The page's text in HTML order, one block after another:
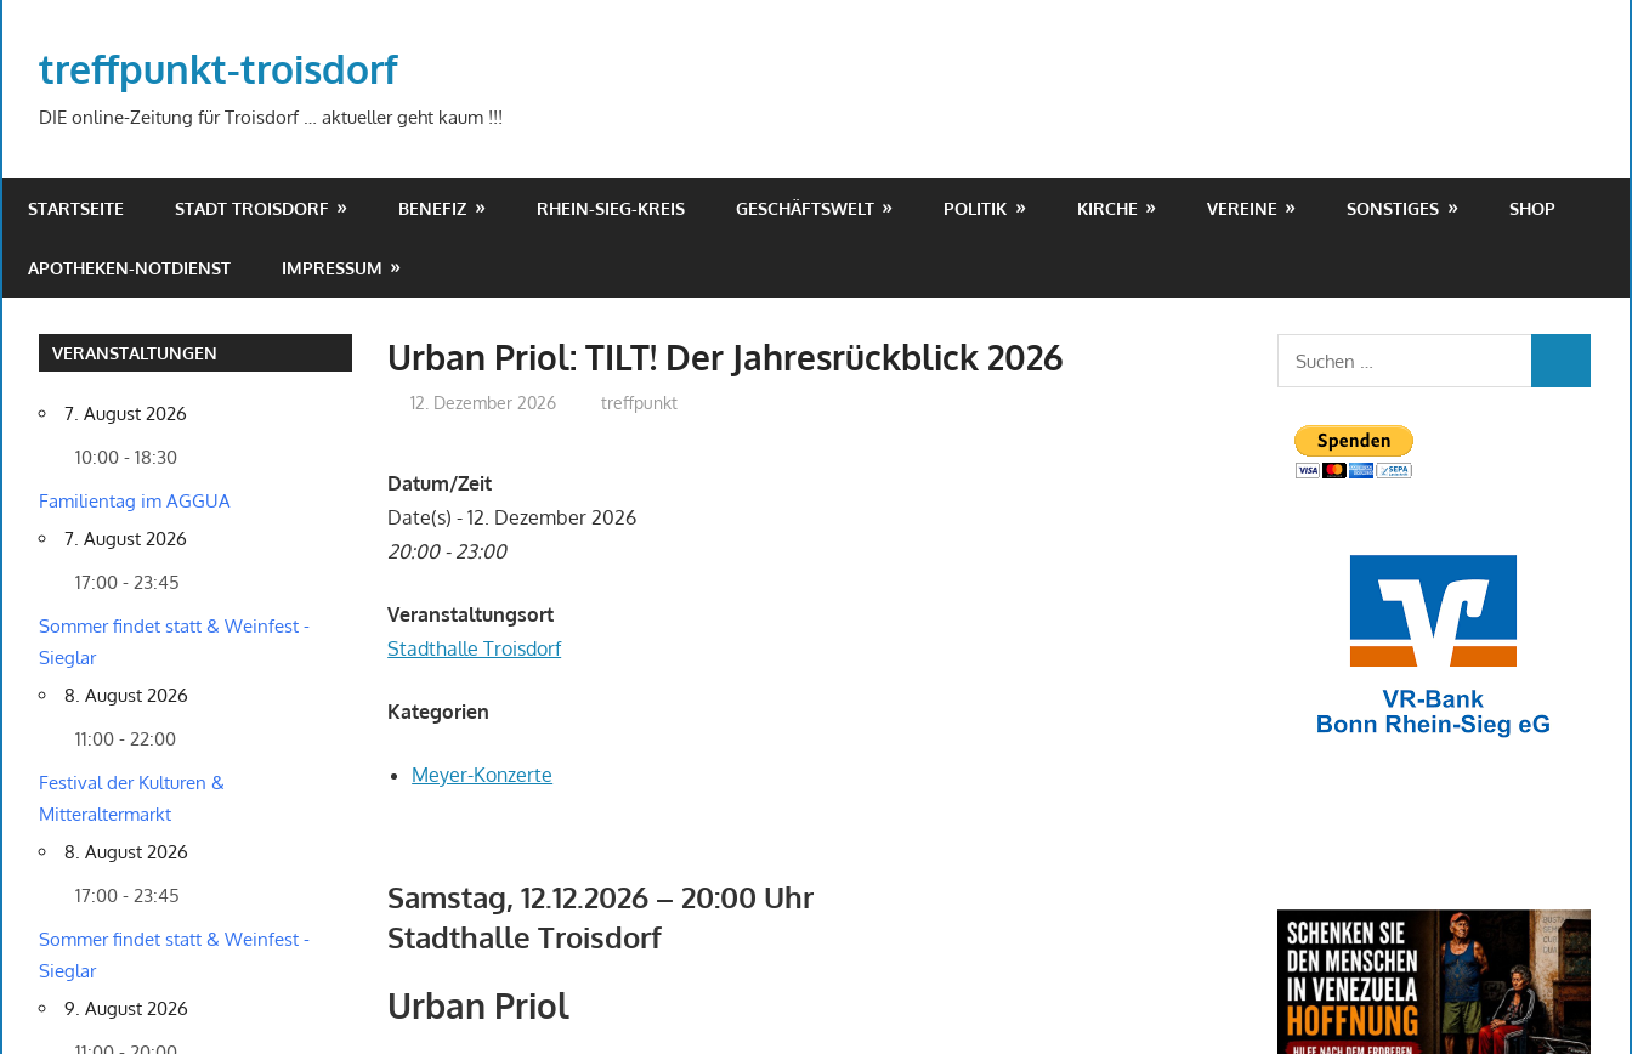
springen
treffpunkt-troisdorf
DIE online-Zeitung für Troisdorf … aktueller geht kaum !!!
STARTSEITE STADT TROISDORF BENEFIZ RHEIN-SIEG-KREIS GESCHÄFTSWELT POLITIK KIRCHE VEREINE SONSTIGES SHOP
APOTHEKEN-NOTDIENST IMPRESSUM
Urban Priol: TILT! Der Jahresrückblick 2026
12. Dezember 2026 treffpunkt
Datum/Zeit
Date(s) - 12. Dezember 2026
20:00 - 23:00
Veranstaltungsort
Stadthalle Troisdorf
Kategorien
Meyer-Konzerte
Samstag, 12.12.2026 – 20:00 Uhr
Stadthalle Troisdorf
Urban Priol
VERANSTALTUNGEN
7. August 2026
10:00 - 18:30
Familientag im AGGUA
7. August 2026
17:00 - 23:45
Sommer findet statt & Weinfest -
Sieglar
8. August 2026
11:00 - 22:00
Festival der Kulturen &
Mitteraltermarkt
8. August 2026
17:00 - 23:45
Sommer findet statt & Weinfest -
Sieglar
9. August 2026